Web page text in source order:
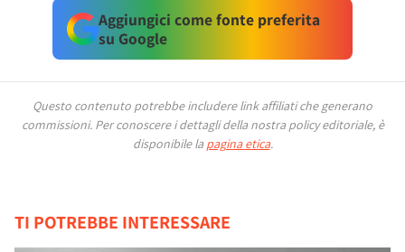
Aggiungici come fonte preferita
su Google
Questo contenuto potrebbe includere link affiliati che generano
commissioni. Per conoscere i dettagli della nostra policy editoriale, è
disponibile la pagina etica.
TI POTREBBE INTERESSARE